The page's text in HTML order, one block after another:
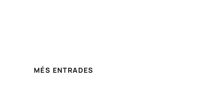
MÉS ENTRADES